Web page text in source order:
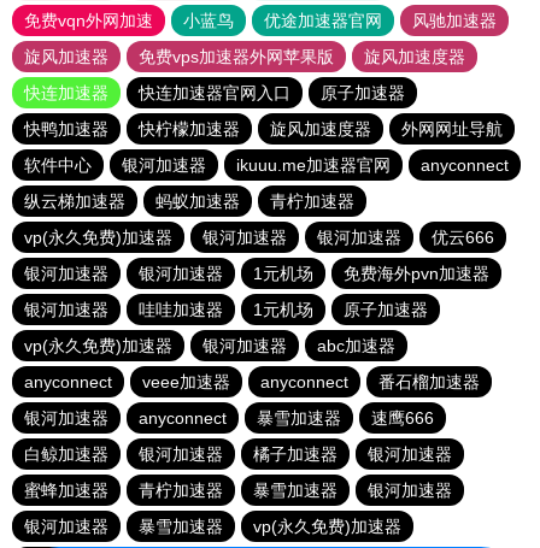
免费vqn外网加速
小蓝鸟 优途加速器官网
风驰加速器
旋风加速器
免费vps加速器外网苹果版
旋风加速度器
快连加速器
快连加速器官网入口
原子加速器
快鸭加速器
快柠檬加速器 旋风加速度器
外网网址导航
软件中心
银河加速器 ikuuu.me加速器官网
anyconnect
纵云梯加速器
蚂蚁加速器
青柠加速器
vp(永久免费)加速器
银河加速器 银河加速器
优云666
银河加速器
银河加速器 1元机场
免费海外pvn加速器
银河加速器
哇哇加速器 1元机场
原子加速器
vp(永久免费)加速器
银河加速器
abc加速器
anyconnect
veee加速器 anyconnect
番石榴加速器
银河加速器
anyconnect 暴雪加速器
速鹰666
白鲸加速器
银河加速器 橘子加速器
银河加速器
蜜蜂加速器
青柠加速器 暴雪加速器
银河加速器
银河加速器
暴雪加速器 vp(永久免费)加速器